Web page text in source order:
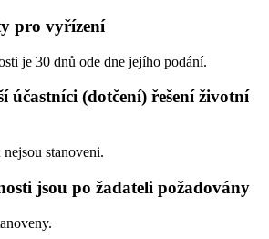
pro vyřízení
je 30 dnů ode dne jejího podání.
účastníci (dotčení) řešení životní
stanoveni.
jsou po žadateli požadovány